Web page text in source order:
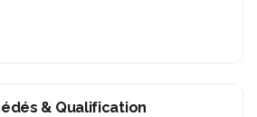
& Qualification